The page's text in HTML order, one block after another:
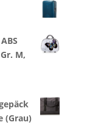
M,
(Grau)